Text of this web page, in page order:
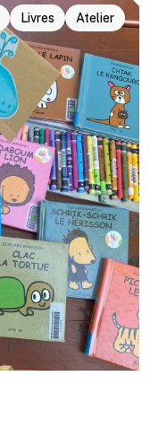
Livres Atelier